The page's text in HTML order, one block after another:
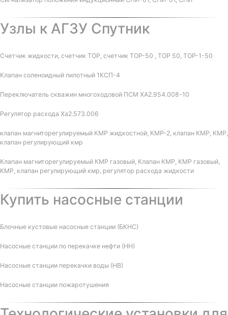
Узлы к АГЗУ Спутник
Счетчик жидкости, счетчик ТОР, счетчик ТОР-50 , ТОР 50, ТОР-1-50
Клапан соленоидный пилотный 1КСП-4
Переключатель скважин многоходовой ПСМ ХА2.954.008-10
Регулятор расхода Ха2.573.006
клапан магниторегулируемый КМР жидкостной, КМР-2, клапан КМР, КМР,
клапан регулирующий кмр
Клапан магниторегулируемый КМР газовый, Клапан КМР, КМР газовый,
КМР, клапан регулирующий кмр, регулятор расхода жидкости
Купить насосные станции
Блочные кустовые насосные станции (БКНС)
Насосные станции по перекачке нефти (НН)
Насосные станции перекачки воды (НВ)
Насосные станции пожаротушения